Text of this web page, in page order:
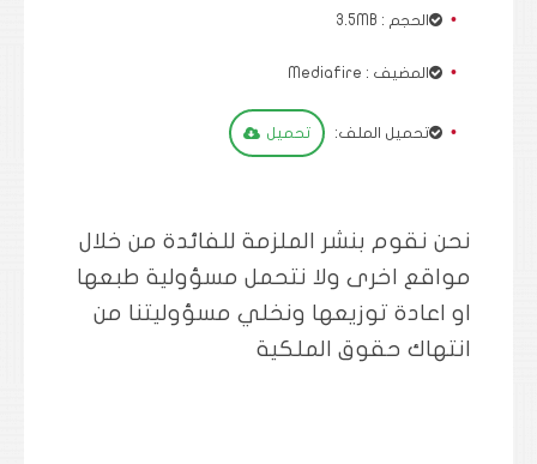
الحجم : 3.5MB
المضيف : Mediafire
تحميل الملف: تحميل
نحن نقوم بنشر الملزمة للفائدة من خلال
مواقع اخرى ولا نتحمل مسؤولية طبعها
او اعادة توزيعها ونخلي مسؤوليتنا من
انتهاك حقوق الملكية